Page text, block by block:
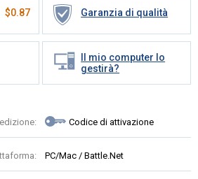
$0.87 Garanzia di qualità
Il mio computer lo
gestirà?
Codice di attivazione
PC/Mac / Battle.Net